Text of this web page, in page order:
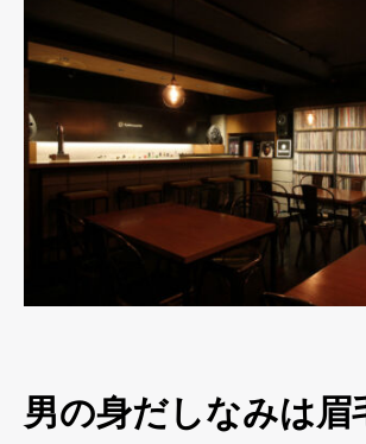
男の身だしなみは眉